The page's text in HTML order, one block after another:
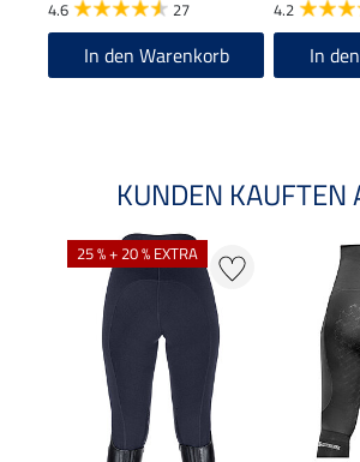
4.6 27
In den Warenkorb
4.2
In
KUNDEN KAUFTEN
25 % + 20 % EXTRA